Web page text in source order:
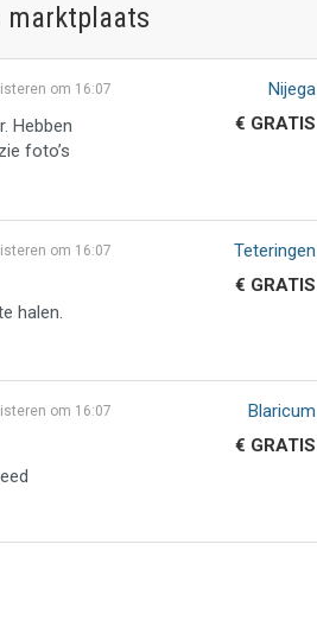
marktplaats
om 16:07
Hebben
foto’s
Nijega
€ GRATIS
om 16:07
halen.
Teteringen
€ GRATIS
om 16:07
Blaricum
€ GRATIS